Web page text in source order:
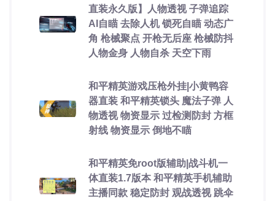
直装永久版】人物透视 子弹追踪
AI自瞄 去除人机 锁死自瞄 动态广
角 枪械聚点 开枪无后座 枪械防抖
人物金身 人物自杀 天空下雨
和平精英游戏压枪外挂|小黄鸭容
器直装 和平精英锁头 魔法子弹 人
物透视 物资显示 过检测防封 方框
射线 物资显示 倒地不瞄
和平精英免root版辅助|战斗机一
体直装1.7版本 和平精英手机辅助
主播同款 稳定防封 观战透视 跳伞